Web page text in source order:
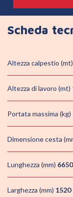
Scheda
Altezza calpestio (mt)
Altezza di lavoro (mt)
Portata massima (kg)
Dimensione cesta
Lunghezza (mm) 6650
Larghezza (mm) 1520